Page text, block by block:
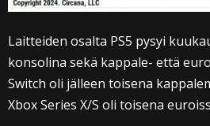
Laitteiden osalta PS5 pysyi
konsolina sekä kappale- että
Switch oli jälleen toisena
Xbox Series X/S oli toisena